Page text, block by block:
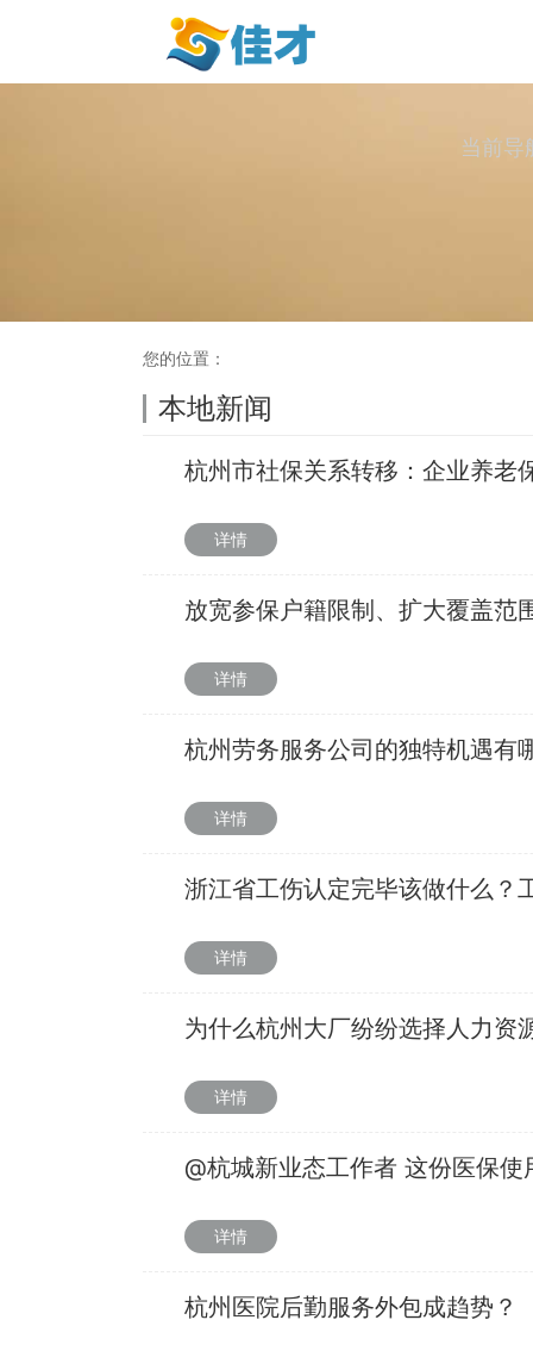
当前导
您的位置：
本地新闻
杭州市社保关系转移：企业养老
详情
放宽参保户籍限制、扩大覆盖范
详情
杭州劳务服务公司的独特机遇有
详情
浙江省工伤认定完毕该做什么？
详情
为什么杭州大厂纷纷选择人力资
详情
@杭城新业态工作者 这份医保使
详情
杭州医院后勤服务外包成趋势？